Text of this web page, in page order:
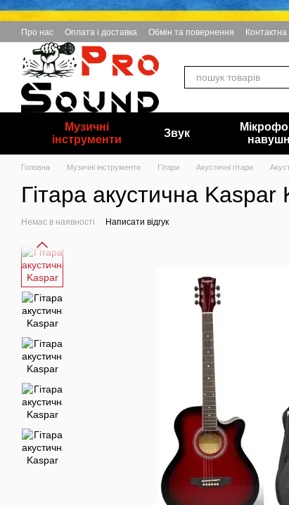
Перейти до основного контенту
Про нас Оплата і доставка Обмін та повернення
Музичні
інструменти
Звук
Головна Музичні інструменти Гітари Акустичні гітари
Гітара акустична
Немає в наявності Написати відгук